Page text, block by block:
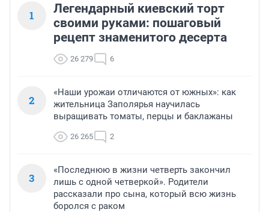
1
Легендарный киевский торт
своими руками: пошаговый
рецепт знаменитого десерта
26 279 6
2
«Наши урожаи отличаются от южных»: как
жительница Заполярья научилась
выращивать томаты, перцы и баклажаны
26 265 2
3
«Последнюю в жизни четверть закончил
лишь с одной четверкой». Родители
рассказали про сына, который всю жизнь
боролся с раком